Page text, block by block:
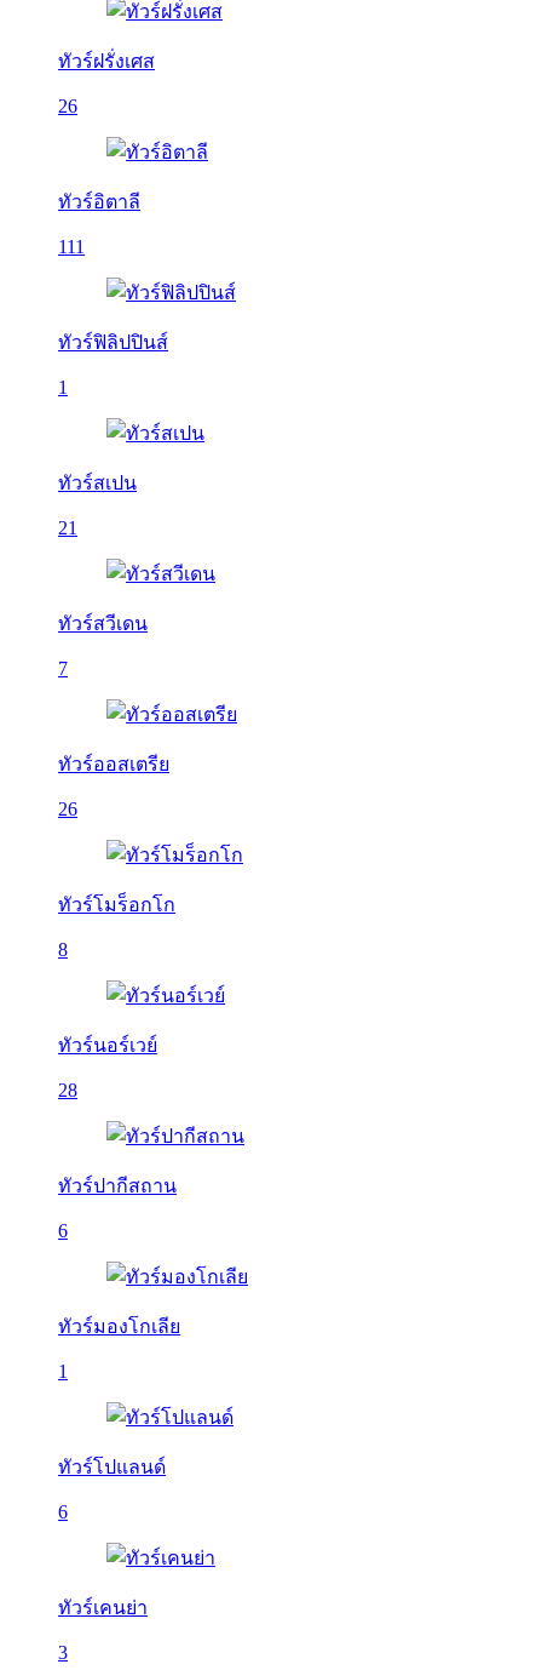
ทัวร์ฝรั่งเศส
26
ทัวร์อิตาลี
111
ทัวร์ฟิลิปปินส์
1
ทัวร์สเปน
21
ทัวร์สวีเดน
7
ทัวร์ออสเตรีย
26
ทัวร์โมร็อกโก
8
ทัวร์นอร์เวย์
28
ทัวร์ปากีสถาน
6
ทัวร์มองโกเลีย
1
ทัวร์โปแลนด์
6
ทัวร์เคนย่า
3